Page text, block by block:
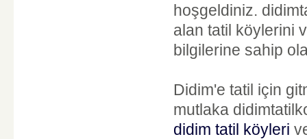
hoşgeldiniz.
alan tatil köylerini
bilgilerine sahip
Didim'e tatil için
mutlaka
didim tatil köyleri